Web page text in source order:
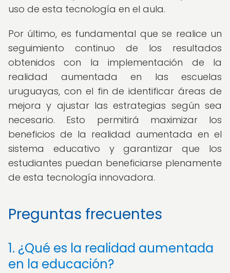
uso de esta tecnología en el aula.
Por último, es fundamental que se realice un
seguimiento continuo de los resultados
obtenidos con la implementación de la
realidad aumentada en las escuelas
uruguayas, con el fin de identificar áreas de
mejora y ajustar las estrategias según sea
necesario. Esto permitirá maximizar los
beneficios de la realidad aumentada en el
sistema educativo y garantizar que los
estudiantes puedan beneficiarse plenamente
de esta tecnología innovadora.
Preguntas frecuentes
1. ¿Qué es la realidad aumentada
en la educación?